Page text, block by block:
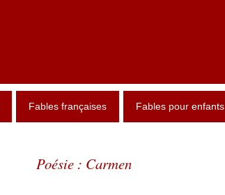
Fables françaises Fables pour enfants
Poésie : Carmen